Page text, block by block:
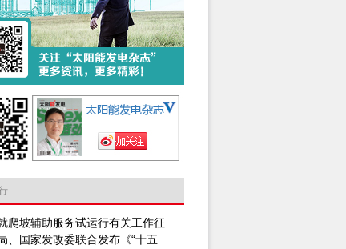
爬坡辅助服务试运行有关工作征
、国家发改委联合发布《“十五